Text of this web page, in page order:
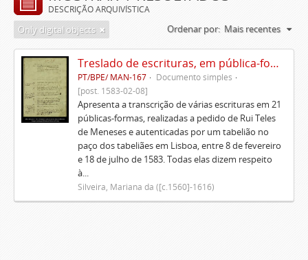
DESCRIÇÃO ARQUIVÍSTICA
Only digital objects Ordenar por: Mais recentes
Treslado de escrituras, em pública-forma, de Rui Teles de Meneses
PT/BPE/ MAN-167
Documento simples
[post. 1583-02-08]
Apresenta a transcrição de várias escrituras em 21
públicas-formas, realizadas a pedido de Rui Teles
de Meneses e autenticadas por um tabelião no
paço dos tabeliães em Lisboa, entre 8 de fevereiro
e 18 de julho de 1583. Todas elas dizem respeito
à...
Silveira, Mariana da ([c.1560]-1616)